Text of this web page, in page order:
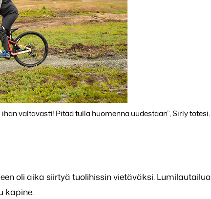
valtavasti! Pitää tulla huomenna uudestaan”, Sirly totesi.
oli aika siirtyä tuolihissin vietäväksi. Lumilautailua
kapine.